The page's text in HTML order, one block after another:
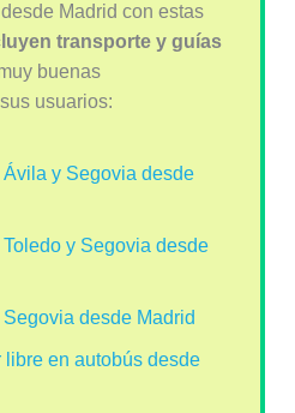
Madrid con estas
transporte y guías
buenas
usuarios:
Ávila y Segovia desde
y Segovia desde
desde Madrid
libre en autobús desde